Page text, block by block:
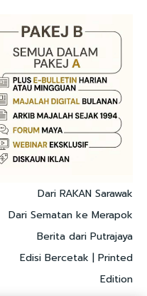
Dari RAKAN Sarawak
Dari Sematan ke Merapok
Berita dari Putrajaya
Edisi Bercetak | Printed
Edition